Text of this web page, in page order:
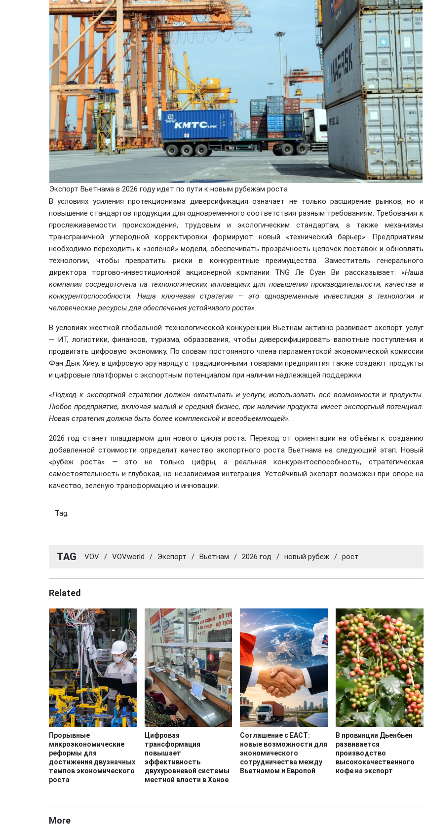
Экспорт Вьетнама в 2026 году идет по пути к новым рубежам роста
В условиях усиления протекционизма диверсификация означает не только расширение рынков, но и
повышение стандартов продукции для одновременного соответствия разным требованиям. Требования к
прослеживаемости происхождения, трудовым и экологическим стандартам, а также механизмы
трансграничной углеродной корректировки формируют новый «технический барьер». Предприятиям
необходимо переходить к «зелёной» модели, обеспечивать прозрачность цепочек поставок и обновлять
технологии, чтобы превратить риски в конкурентные преимущества. Заместитель генерального
директора торгово-инвестиционной акционерной компании TNG Ле Суан Ви рассказывает: «Наша
компания сосредоточена на технологических инновациях для повышения производительности, качества и
конкурентоспособности. Наша ключевая стратегия — это одновременные инвестиции в технологии и
человеческие ресурсы для обеспечения устойчивого роста».
В условиях жёсткой глобальной технологической конкуренции Вьетнам активно развивает экспорт услуг
— ИТ, логистики, финансов, туризма, образования, чтобы диверсифицировать валютные поступления и
продвигать цифровую экономику. По словам постоянного члена парламентской экономической комиссии
Фан Дык Хиеу, в цифровую эру наряду с традиционными товарами предприятия также создают продукты
и цифровые платформы с экспортным потенциалом при наличии надлежащей поддержки.
«Подход к экспортной стратегии должен охватывать и услуги, использовать все возможности и продукты.
Любое предприятие, включая малый и средний бизнес, при наличии продукта имеет экспортный потенциал.
Новая стратегия должна быть более комплексной и всеобъемлющей».
2026 год станет плацдармом для нового цикла роста. Переход от ориентации на объёмы к созданию
добавленной стоимости определит качество экспортного роста Вьетнама на следующий этап. Новый
«рубеж роста» — это не только цифры, а реальная конкурентоспособность, стратегическая
самостоятельность и глубокая, но независимая интеграция. Устойчивый экспорт возможен при опоре на
качество, зеленую трансформацию и инновации.
Tag:
TAG VOV / VOVworld / Экспорт / Вьетнам / 2026 год / новый рубеж / рост
Related
Прорывные
микроэкономические
реформы для
достижения двузначных
темпов экономического
роста
Цифровая
трансформация
повышает
эффективность
двухуровневой системы
местной власти в Ханое
Соглашение с ЕАСТ:
новые возможности для
экономического
сотрудничества между
Вьетнамом и Европой
В провинции Дьенбьен
развивается
производство
высококачественного
кофе на экспорт
More